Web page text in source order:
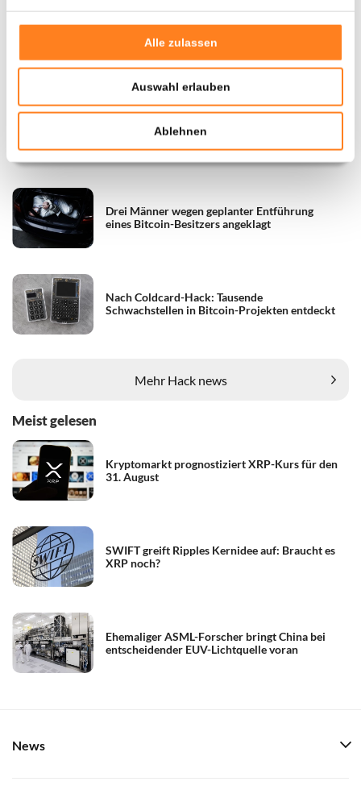
Alle zulassen
Auswahl erlauben
Ablehnen
Hack News
Hacker erbeuten Krypto-Assets im Wert
von 247 Millionen Dollar – Tausende
Bitcoin-Wallets betroffen
Drei Männer wegen geplanter Entführung
eines Bitcoin-Besitzers angeklagt
Nach Coldcard-Hack: Tausende
Schwachstellen in Bitcoin-Projekten entdeckt
Mehr Hack news
Meist gelesen
Kryptomarkt prognostiziert XRP-Kurs für den
31. August
SWIFT greift Ripples Kernidee auf: Braucht es
XRP noch?
Ehemaliger ASML-Forscher bringt China bei
entscheidender EUV-Lichtquelle voran
News